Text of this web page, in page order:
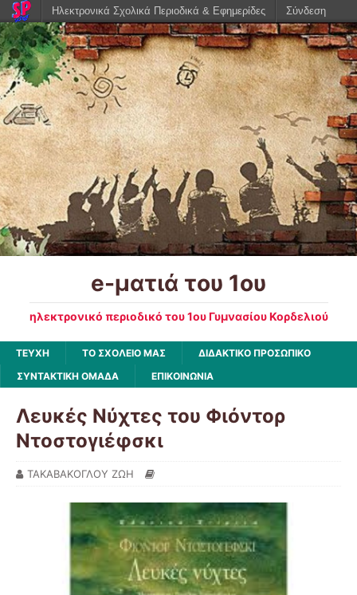
e-ματιά του 1ου
ηλεκτρονικό περιοδικό του 1ου Γυμνασίου Κορδελιού
ΤΕΥΧΗ ΤΟ ΣΧΟΛΕΙΟ ΜΑΣ
ΔΙΔΑΚΤΙΚΟ ΠΡΟΣΩΠΙΚΟ
ΣΥΝΤΑΚΤΙΚΗ ΟΜΑΔΑ
ΕΠΙΚΟΙΝΩΝΙΑ
Λευκές Νύχτες του Φιόντορ
Ντοστογιέφσκι
ΤΑΚΑΒΑΚΟΓΛΟΥ ΖΩΗ
Ηλεκτρονικά Σχολικά Περιοδικά & Εφημερίδες Σύνδεση